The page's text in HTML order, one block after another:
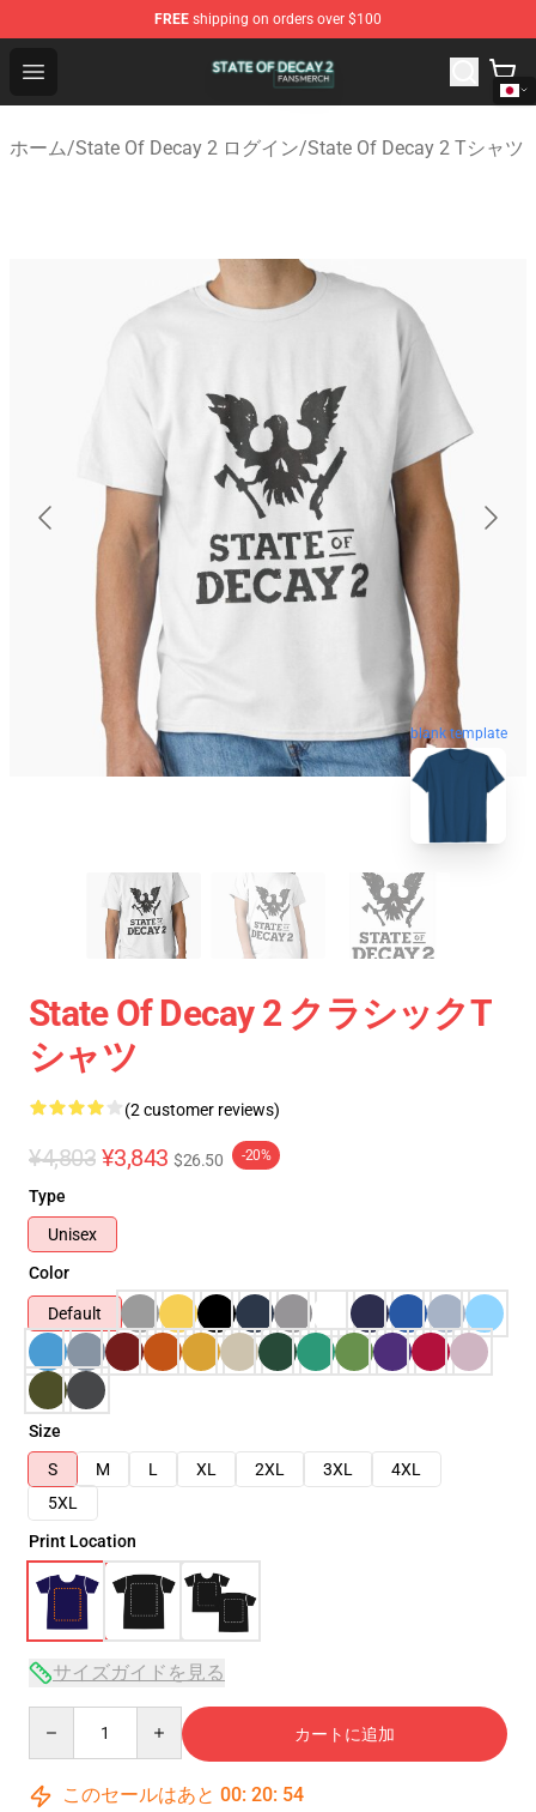
FREE shipping on orders over $100
Open menu
State Of Decay 2 Shop - Official State Of Decay 2
ホーム/State Of Decay 2 ログイン/State Of Decay 2 Tシャツ
blank template
State Of Decay 2 クラシックT
シャツ
(2 customer reviews)
¥4,803 ¥3,843 $26.50 -20%
Type
Unisex
Color
Default
Size
S
M L XL 2XL 3XL
4XL
5XL
Print Location
サイズガイドを見る
カートに追加
このセールはあと 00: 20: 54